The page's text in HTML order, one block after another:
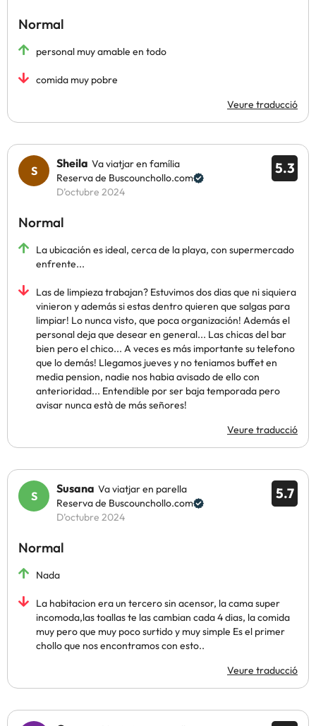
Normal
personal muy amable en todo
comida muy pobre
Veure traducció
5.3
Sheila Va viatjar en família
Reserva de Buscounchollo.com
D’octubre 2024
Normal
La ubicación es ideal, cerca de la playa, con supermercado
enfrente...
Las de limpieza trabajan? Estuvimos dos dias que ni siquiera
vinieron y además si estas dentro quieren que salgas para
limpiar! Lo nunca visto, que poca organización! Además el
personal deja que desear en general... Las chicas del bar
bien pero el chico... A veces es más importante su telefono
que lo demás! Llegamos jueves y no teniamos buffet en
media pension, nadie nos habia avisado de ello con
anterioridad... Entendible por ser baja temporada pero
avisar nunca està de más señores!
Veure traducció
5.7
Susana Va viatjar en parella
Reserva de Buscounchollo.com
D’octubre 2024
Normal
Nada
La habitacion era un tercero sin acensor, la cama super
incomoda,las toallas te las cambian cada 4 dias, la comida
muy pero que muy poco surtido y muy simple Es el primer
chollo que nos encontramos con esto..
Veure traducció